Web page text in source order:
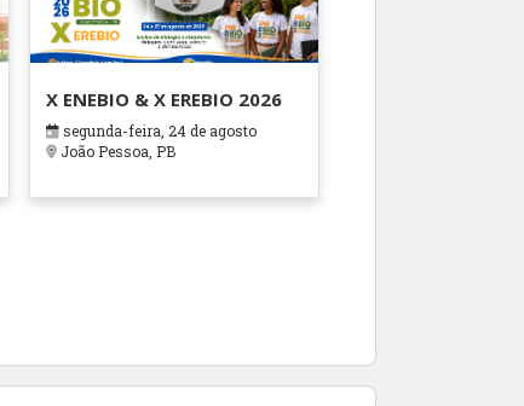
X ENEBIO & X EREBIO 2026
segunda-feira, 24 de agosto
João Pessoa, PB